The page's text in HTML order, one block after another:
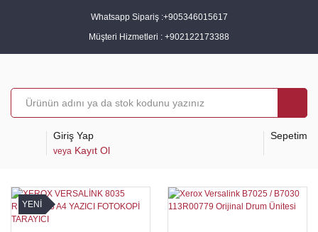
Whatsapp Sipariş :+905346015617
Müşteri Hizmetleri : +902122173388
Giriş Yap
veya Kayıt Ol
Sepetim
YENİ